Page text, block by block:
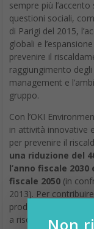
sempre più
questioni sociali,
di Parigi del 2015,
globali e
prevenire il
raggiungimento
management e
gruppo.
Con l’OKI
in attività innovative
per prevenire il
una riduzione del
l’anno fiscale
fiscale 2050 (in
2013). Per
prodotti e servizi
a risolvere diversi
Non